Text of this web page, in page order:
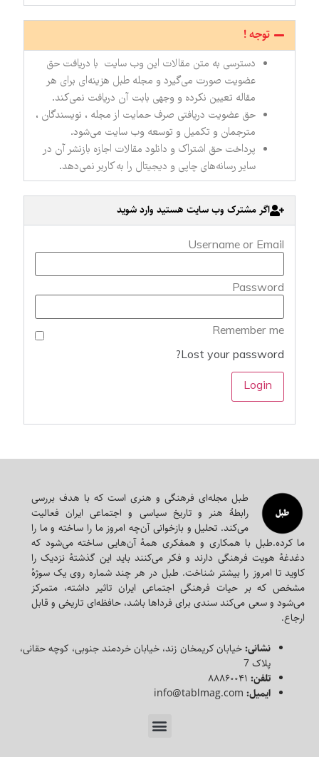
توجه !
دسترسی به متن مقالات این وب سایت با دریافت حق
عضویت صورت می‌گیرد و مجله طبل هزینه‌ای برای هر
مقاله تعیین نکرده و وجهی بابت آن دریافت نمی‌کند.
حق عضویت دریافتی صرف حمایت از مجله ، نویسندگان ،
مترجمان و تکمیل و توسعه وب سایت می‌شود.
پرداخت حق اشتراک و دانلود مقالات اجازه بازنشر آن در
سایر رسانه‌های چاپی و دیجیتال را به کاربر نمی‌دهد.
اگر مشترک وب سایت هستید وارد شوید
Username or Email
Password
Remember me
Lost your password?
طبل مجله‌ای‌ فرهنگی و هنری است که با هدف بررسی
رابطۀ هنر و تاریخ سیاسی و اجتماعی ایران فعالیت
می‌کند. تحلیل و بازخوانی آن‌چه امروز ما را ساخته و ما را
ما کرده.طبل با همکاری و همفکری همه‌ٔ آن‌هایی ساخته می‌شود که
دغدغه‌ٔ هویت فرهنگی دارند و فکر می‌کنند باید این گذشته‌ٔ نزدیک را
کاوید تا امروز را بیشتر شناخت. طبل در هر چند شماره روی یک سوژه‌ٔ
مشخص که بر حیات فرهنگی اجتماعی ایران تاثیر داشته، متمرکز
می‌شود و سعی می‌کند سندی برای فرداها باشد، حافظه‌ای تاریخی و قابل
ارجاع.
نشانی:خیابان کریمخان زند، خیابان خردمند جنوبی، کوچه حقانی،
پلاک 7
تلفن: ۸۸۸۶۰۰۴۱
ایمیل: info@tablmag.com